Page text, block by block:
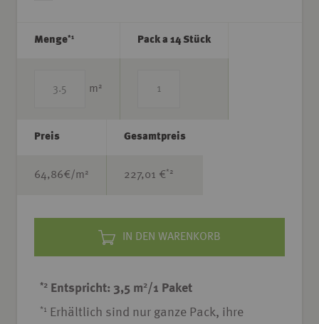
Menge*1
m 2
Pack a 14 Stück
Preis
64,86€/m 2
Gesamtpreis
227,01 € *2
IN DEN WARENKORB
*2 Entspricht: 3,5 m2/1 Paket
*1
Erhältlich sind nur ganze Pack, ihre